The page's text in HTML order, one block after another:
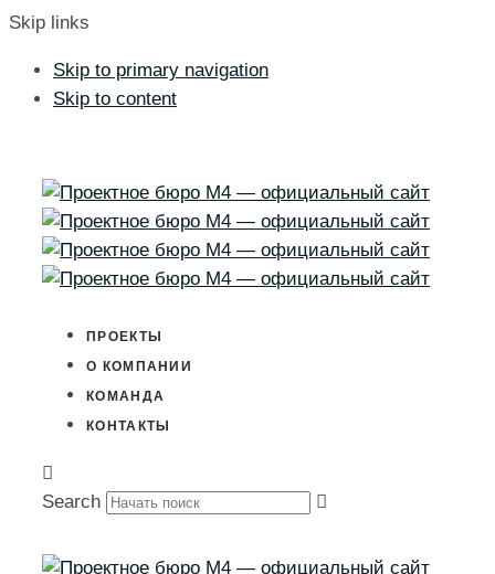
Skip links
Skip to primary navigation
Skip to content
ПРОЕКТЫ
О КОМПАНИИ
КОМАНДА
КОНТАКТЫ
Search